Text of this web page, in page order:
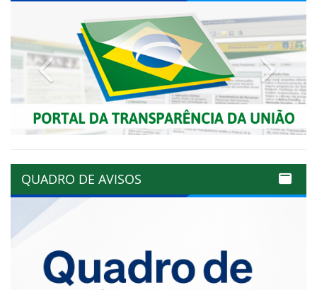
Previous Next
QUADRO DE AVISOS